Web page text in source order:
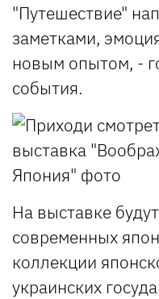
"Путешествие"
заметками,
новым опытом, -
события.
На выставке
современных
коллекции
украинских